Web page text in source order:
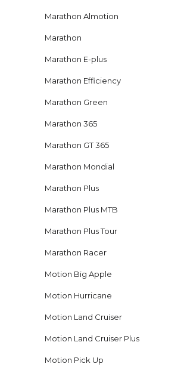
Marathon Almotion
Marathon
Marathon E-plus
Marathon Efficiency
Marathon Green
Marathon 365
Marathon GT 365
Marathon Mondial
Marathon Plus
Marathon Plus MTB
Marathon Plus Tour
Marathon Racer
Motion Big Apple
Motion Hurricane
Motion Land Cruiser
Motion Land Cruiser Plus
Motion Pick Up